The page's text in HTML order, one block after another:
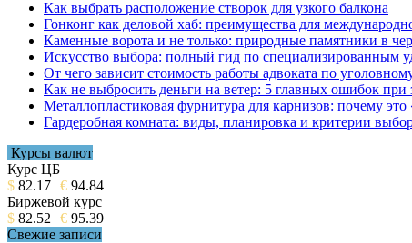
Как выбрать расположение створок для узкого балкона
Гонконг как деловой хаб: преимущества для
Каменные ворота и не только: природные памятники в
Искусство выбора: полный гид по специализированным
От чего зависит стоимость работы адвоката по
Как не выбросить деньги на ветер: 5 главных ошибок при
Металлопластиковая фурнитура для карнизов: почему
Гардеробная комната: виды, планировка и критерии
Курсы валют
Курс ЦБ
$ 82.17 € 94.84
Биржевой курс
$ 82.52 € 95.39
Свежие записи